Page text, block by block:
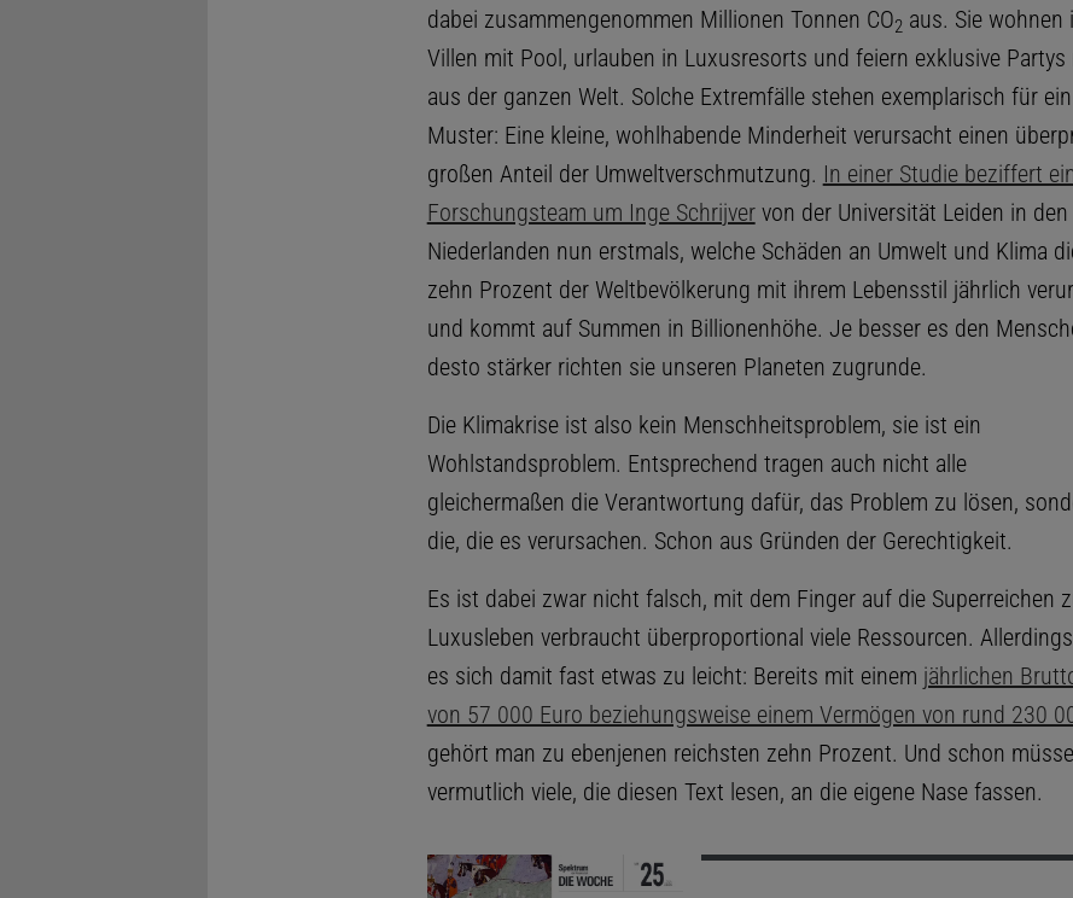
dabei zusammengenommen Millionen Tonnen CO2 aus. Sie wohnen
Villen mit Pool, urlauben in Luxusresorts und feiern exklusive Partys
aus der ganzen Welt. Solche Extremfälle stehen exemplarisch für
Muster: Eine kleine, wohlhabende Minderheit verursacht einen
großen Anteil der Umweltverschmutzung. In einer Studie beziffert ein
Forschungsteam um Inge Schrijvervon der Universität Leiden in den
Niederlanden nun erstmals, welche Schäden an Umwelt und Klima
zehn Prozent der Weltbevölkerung mit ihrem Lebensstil jährlich
und kommt auf Summen in Billionenhöhe. Je besser es den
desto stärker richten sie unseren Planeten zugrunde.
Die Klimakrise ist also kein Menschheitsproblem, sie ist ein
Wohlstandsproblem. Entsprechend tragen auch nicht alle
gleichermaßen die Verantwortung dafür, das Problem zu lösen,
die, die es verursachen. Schon aus Gründen der Gerechtigkeit.
Es ist dabei zwar nicht falsch, mit dem Finger auf die Superreichen
Luxusleben verbraucht überproportional viele Ressourcen.
es sich damit fast etwas zu leicht: Bereits mit einem jährlichen
von 57 000 Euro beziehungsweise einem Vermögen von rund 230
gehört man zu ebenjenen reichsten zehn Prozent. Und schon
vermutlich viele, die diesen Text lesen, an die eigene Nase fassen.